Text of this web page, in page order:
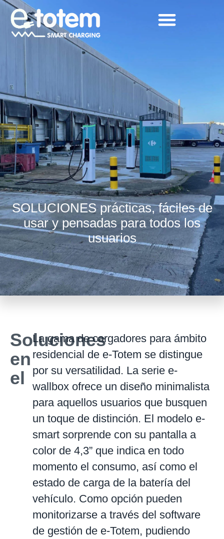
Terminales de
Recarga sector
residencial
SOLUCIONES prácticas, fáciles de
usar y pensadas para todos los
usuarios
Soluciones
en
el
ámbito
residencial
La gama de cargadores para ámbito
residencial de e-Totem se distingue
por su versatilidad. La serie e-
wallbox ofrece un diseño minimalista
para aquellos usuarios que busquen
un toque de distinción. El modelo e-
smart sorprende con su pantalla a
color de 4,3” que indica en todo
momento el consumo, así como el
estado de carga de la batería del
vehículo. Como opción pueden
monitorizarse a través del software
de gestión de e-Totem, pudiendo